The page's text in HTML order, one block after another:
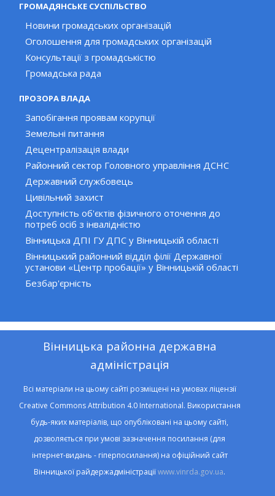
ГРОМАДЯНСЬКЕ СУСПІЛЬСТВО
Новини громадських організацій
Оголошення для громадських організацій
Консультації з громадськістю
Громадська рада
ПРОЗОРА ВЛАДА
Запобігання проявам корупції
Земельні питання
Децентралізація влади
Районний сектор Головного управління ДСНС
Державний службовець
Цивільний захист
Доступність об'єктів фізичного оточення до
потреб осіб з інвалідністю
Вінницька ДПІ ГУ ДПС у Вінницькій області
Вінницький районний відділ філії Державної
установи «Центр пробації» у Вінницькій області
Безбар'єрність
Вінницька районна державна
адміністрація
Всі матеріали на цьому сайті розміщені на умовах ліцензії
Creative Commons Attribution 4.0 International. Використання
будь-яких матеріалів, що опубліковані на цьому сайті,
дозволяється при умові зазначення посилання (для
інтернет-видань - гіперпосилання) на офіційний сайт
Вінницької райдержадміністраціїwww.vinrda.gov.ua.